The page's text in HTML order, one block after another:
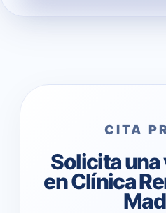
CITA
Solicita
en Clínica